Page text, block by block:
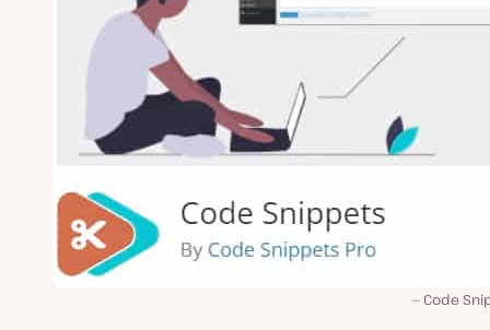
Code